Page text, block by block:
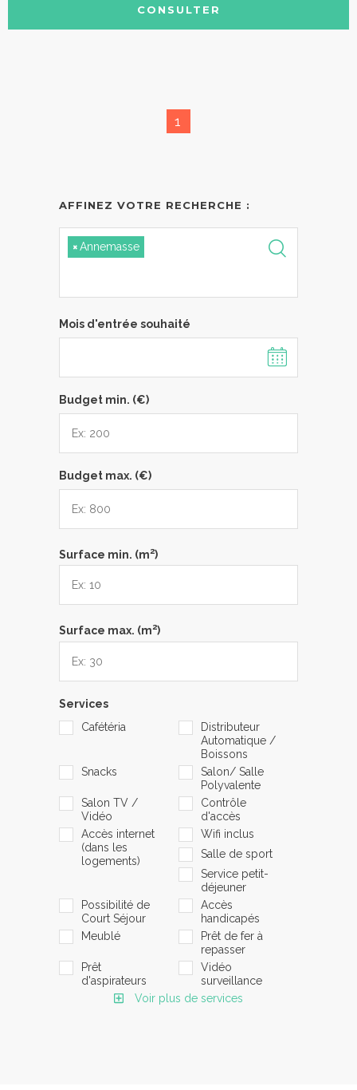
CONSULTER
1
AFFINEZ VOTRE RECHERCHE :
×Annemasse
Mois d'entrée souhaité
Budget min. (€)
Budget max. (€)
Surface min. (m2)
Surface max. (m2)
Services
Cafétéria
Distributeur
Automatique /
Boissons
Snacks
Salon/ Salle
Polyvalente
Salon TV /
Vidéo
Contrôle
d'accès
Accès internet
(dans les
logements)
Wifi inclus
Salle de sport
Service petit-
déjeuner
Possibilité de
Court Séjour
Accès
handicapés
Meublé
Prêt de fer à
repasser
Prêt
d'aspirateurs
Vidéo
surveillance
Voir plus de services